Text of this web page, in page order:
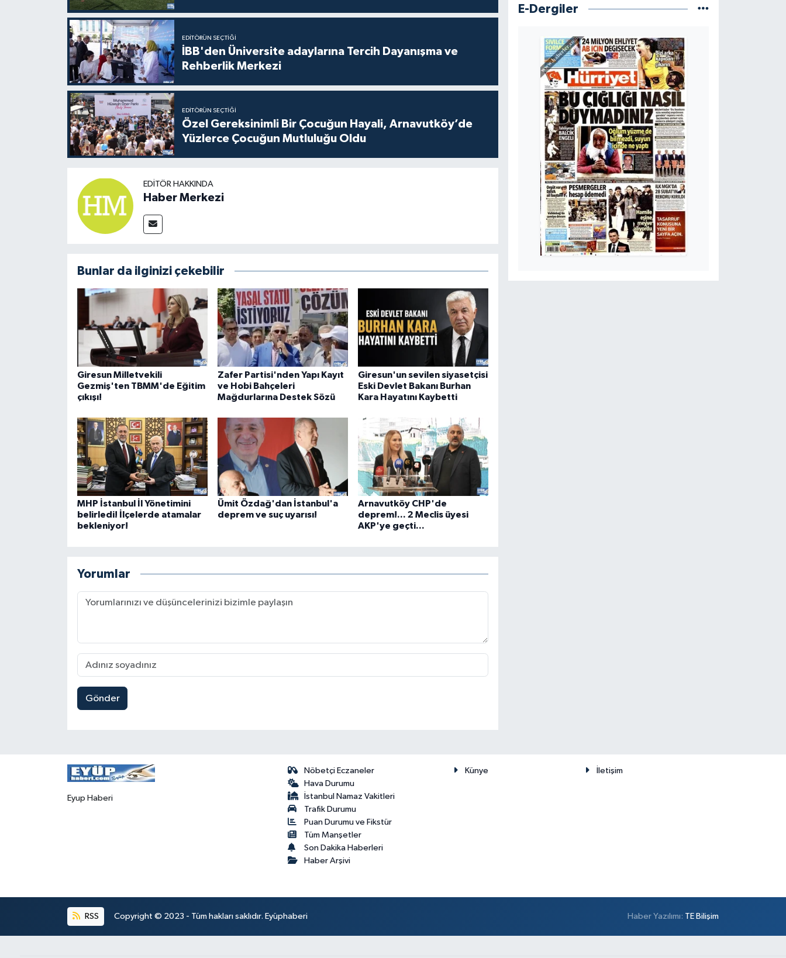
EDITÖRÜN SEÇTIĞI
İBB'den Üniversite adaylarına Tercih Dayanışma ve
Rehberlik Merkezi
EDITÖRÜN SEÇTIĞI
Özel Gereksinimli Bir Çocuğun Hayali, Arnavutköy’de
Yüzlerce Çocuğun Mutluluğu Oldu
EDITÖR HAKKINDA
Haber Merkezi
Bunlar da ilginizi çekebilir
Giresun Milletvekili
Gezmiş'ten TBMM'de Eğitim
çıkışı!
Zafer Partisi'nden Yapı Kayıt
ve Hobi Bahçeleri
Mağdurlarına Destek Sözü
Giresun'un sevilen siyasetçisi
Eski Devlet Bakanı Burhan
Kara Hayatını Kaybetti
MHP İstanbul İl Yönetimini
belirledi! İlçelerde atamalar
bekleniyor!
Ümit Özdağ'dan İstanbul'a
deprem ve suç uyarısı!
Arnavutköy CHP'de
deprem!... 2 Meclis üyesi
AKP'ye geçti...
Yorumlar
Gönder
E-Dergiler
Eyup Haberi
Nöbetçi Eczaneler
Hava Durumu
İstanbul Namaz Vakitleri
Trafik Durumu
Puan Durumu ve Fikstür
Tüm Manşetler
Son Dakika Haberleri
Haber Arşivi
Künye İletişim
RSS Copyright © 2023 - Tüm hakları saklıdır. Eyüphaberi Haber Yazılımı: TE Bilişim